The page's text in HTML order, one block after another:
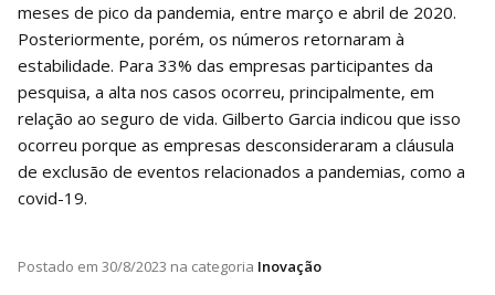
meses de pico da pandemia, entre março e abril de 2020.
Posteriormente, porém, os números retornaram à
estabilidade. Para 33% das empresas participantes da
pesquisa, a alta nos casos ocorreu, principalmente, em
relação ao seguro de vida. Gilberto Garcia indicou que isso
ocorreu porque as empresas desconsideraram a cláusula
de exclusão de eventos relacionados a pandemias, como a
covid-19.
Postado em 30/8/2023 na categoria Inovação